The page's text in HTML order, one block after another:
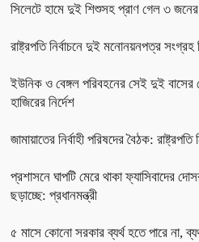
সিলেটে হামে দুই শিশুসহ প্রাণ গেল ৩ জনের
রাষ্ট্রপতি নির্বাচনে দুই মনোনয়নপত্র সংগ্রহ
ইউনিক ও বেঙ্গল পরিবহনের সেই দুই বাসের
হাজিরের নির্দেশ
জামায়াতের নির্বাহী পরিষদের বৈঠক:
প্রশাসনে ঘাপটি মেরে থাকা ফ্যাসিবাদের
ছড়াচ্ছে: প্রধানমন্ত্রী
৫ মাসে কোনো সরকার ব্যর্থ হতে পারে না,